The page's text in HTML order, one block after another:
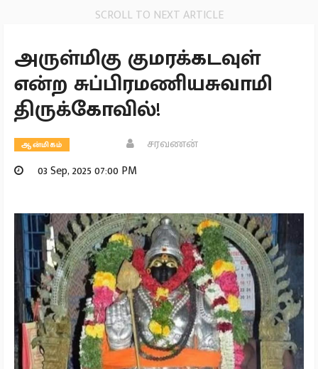
SCROLL TO NEXT ARTICLE
அருள்மிகு குமரக்கடவுள்
என்ற சுப்பிரமணியசுவாமி
திருக்கோவில்!
ஆன்மிகம்
சரவணன்
03 Sep, 2025 07:00 PM